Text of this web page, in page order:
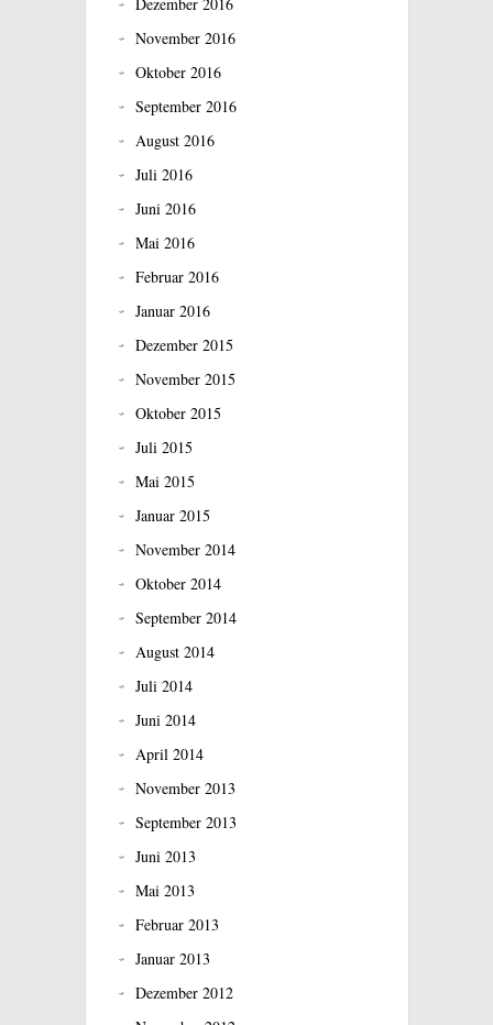
November 2016
Oktober 2016
September 2016
August 2016
Juli 2016
Juni 2016
Mai 2016
Februar 2016
Januar 2016
Dezember 2015
November 2015
Oktober 2015
Juli 2015
Mai 2015
Januar 2015
November 2014
Oktober 2014
September 2014
August 2014
Juli 2014
Juni 2014
April 2014
November 2013
September 2013
Juni 2013
Mai 2013
Februar 2013
Januar 2013
Dezember 2012